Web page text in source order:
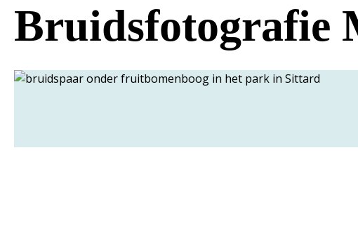
Bruidsfotografie